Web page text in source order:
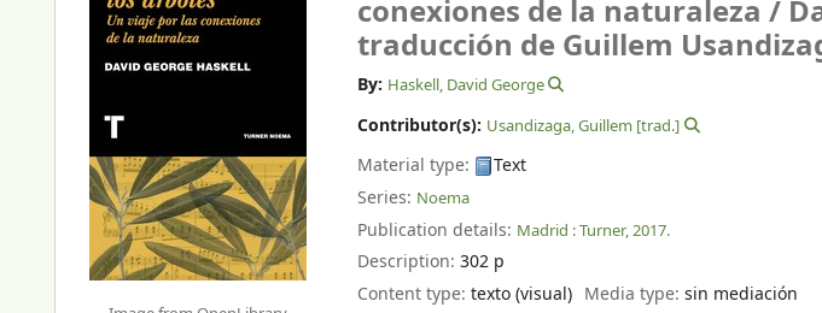
conexiones de la naturaleza /
traducción de Guillem
By: Haskell, David George
Contributor(s): Usandizaga, Guillem [trad.]
Material type:
Text
Series: Noema
Publication details: Madrid :Turner,2017.
Description:302 p
Content type:texto (visual) Media type: sin mediación